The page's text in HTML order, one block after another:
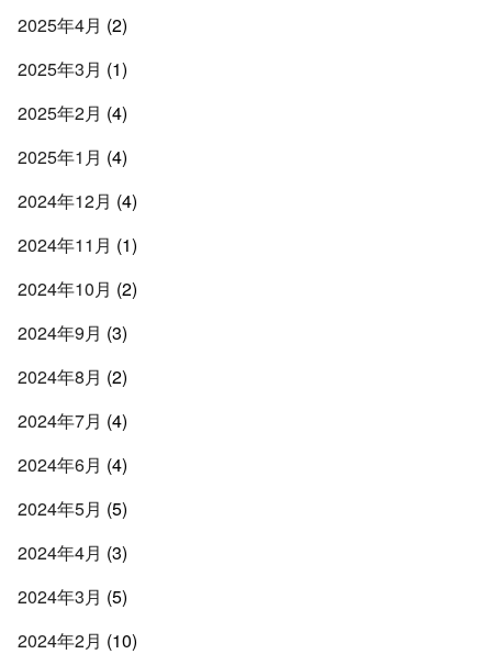
2025年4月 (2)
2025年3月 (1)
2025年2月 (4)
2025年1月 (4)
2024年12月 (4)
2024年11月 (1)
2024年10月 (2)
2024年9月 (3)
2024年8月 (2)
2024年7月 (4)
2024年6月 (4)
2024年5月 (5)
2024年4月 (3)
2024年3月 (5)
2024年2月 (10)